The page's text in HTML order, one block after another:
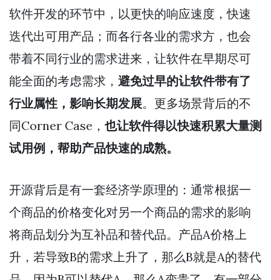
软件开发的环节中，以更快的响应速度，快速
迭代出可用产品；而各行各业的需求方，也会
带着不同行业的需求进来，让软件在早期尽可
能全面的考虑需求， 避免过早的让软件带有了
行业属性，影响长期发展。更多场景背后的不
同Corner Case， 也让软件得以快速积累大量测
试用例，帮助产品快速的成熟。
开源背后是有一套经济学原理的：通常根据一
个商品的价格变化对另一个商品的需求的影响
将商品划分为互补品和替代品。产品A价格上
升，若导致B的需求上升了，那么B就是A的替代